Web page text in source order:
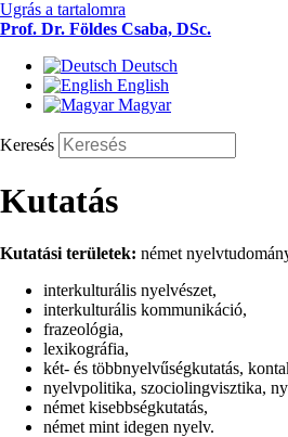
Ugrás a tartalomra
Prof. Dr. Földes Csaba, DSc.
Deutsch
English
Magyar
Keresés
Kutatás
Kutatási területek: német
interkulturális nyelvészet,
interkulturális kommunikáció,
frazeológia,
lexikográfia,
két- és többnyelvűségkutatás,
nyelvpolitika, szociolingvisztika,
német kisebbségkutatás,
német mint idegen nyelv.